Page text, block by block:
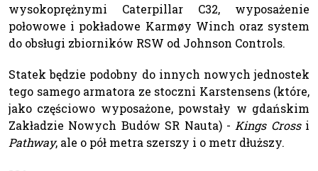
wysokoprężnymi Caterpillar C32, wyposażenie
połowowe i pokładowe Karmøy Winch oraz system
do obsługi zbiorników RSW od Johnson Controls.
Statek będzie podobny do innych nowych jednostek
tego samego armatora ze stoczni Karstensens (które,
jako częściowo wyposażone, powstały w gdańskim
Zakładzie Nowych Budów SR Nauta) - Kings Crossi
Pathway, ale o pół metra szerszy i o metr dłuższy.